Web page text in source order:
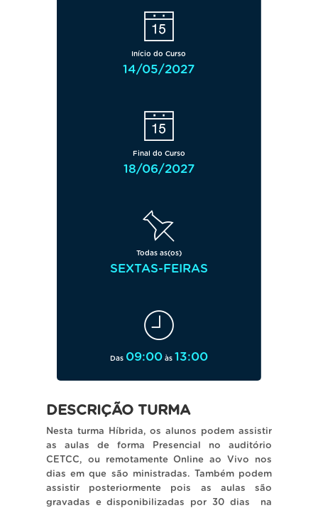
Início do Curso
14/05/2027
Final do Curso
18/06/2027
Todas as(os)
SEXTAS-FEIRAS
Das 09:00às 13:00
DESCRIÇÃO TURMA
Nesta turma Híbrida, os alunos podem assistir
as aulas de forma Presencial no auditório
CETCC, ou remotamente Online ao Vivo nos
dias em que são ministradas. Também podem
assistir posteriormente pois as aulas são
gravadas e disponibilizadas por 30 dias na